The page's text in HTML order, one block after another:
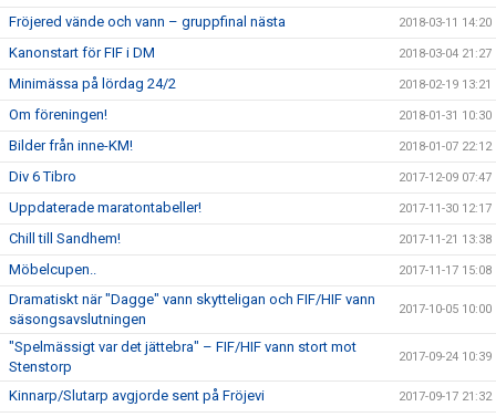
Fröjered vände och vann – gruppfinal nästa 2018-03-11 14:20
Kanonstart för FIF i DM 2018-03-04 21:27
Minimässa på lördag 24/2 2018-02-19 13:21
Om föreningen! 2018-01-31 10:30
Bilder från inne-KM! 2018-01-07 22:12
Div 6 Tibro 2017-12-09 07:47
Uppdaterade maratontabeller! 2017-11-30 12:17
Chill till Sandhem! 2017-11-21 13:38
Möbelcupen.. 2017-11-17 15:08
Dramatiskt när "Dagge" vann skytteligan och FIF/HIF vann
säsongsavslutningen
2017-10-05 10:00
"Spelmässigt var det jättebra" – FIF/HIF vann stort mot
Stenstorp
2017-09-24 10:39
Kinnarp/Slutarp avgjorde sent på Fröjevi 2017-09-17 21:32